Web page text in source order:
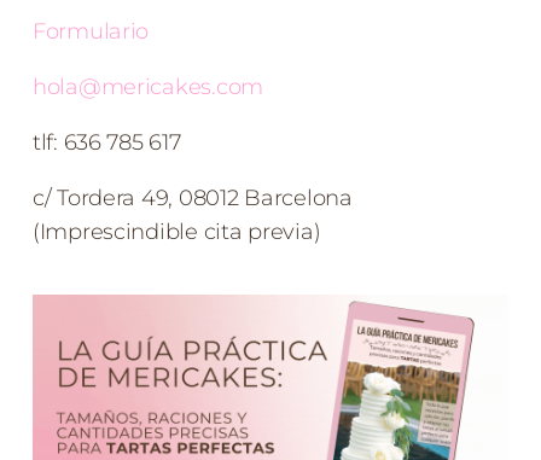
Formulario
hola@mericakes.com
tlf: 636 785 617
c/ Tordera 49, 08012 Barcelona
(Imprescindible cita previa)